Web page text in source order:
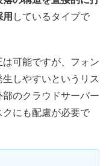
用しているタイプで
可能ですが、フォン
しやすいというリス
のクラウドサーバー
にも配慮が必要で